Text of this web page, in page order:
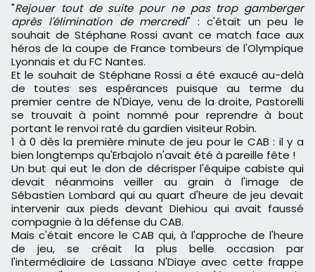
"Rejouer tout de suite pour ne pas trop gamberger
après l'élimination de mercredi" : c'était un peu le
souhait de Stéphane Rossi avant ce match face aux
héros de la coupe de France tombeurs de l'Olympique
Lyonnais et du FC Nantes.
Et le souhait de Stéphane Rossi a été exaucé au-delà
de toutes ses espérances puisque au terme du
premier centre de N'Diaye, venu de la droite, Pastorelli
se trouvait à point nommé pour reprendre à bout
portant le renvoi raté du gardien visiteur Robin.
1 à 0 dès la première minute de jeu pour le CAB : il y a
bien longtemps qu'Erbajolo n'avait été à pareille fête !
Un but qui eut le don de décrisper l'équipe cabiste qui
devait néanmoins veiller au grain à l'image de
Sébastien Lombard qui au quart d'heure de jeu devait
intervenir aux pieds devant Diehiou qui avait faussé
compagnie à la défense du CAB.
Mais c'était encore le CAB qui, à l'approche de l'heure
de jeu, se créait la plus belle occasion par
l'intermédiaire de Lassana N'Diaye avec cette frappe